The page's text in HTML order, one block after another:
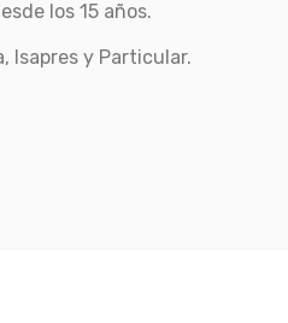
los 15 años.
Isapres y Particular.